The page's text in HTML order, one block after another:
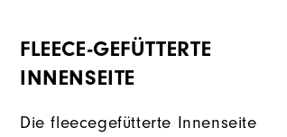
FLEECE-GEFÜTTERTE
INNENSEITE
Die fleecegefütterte Innenseite